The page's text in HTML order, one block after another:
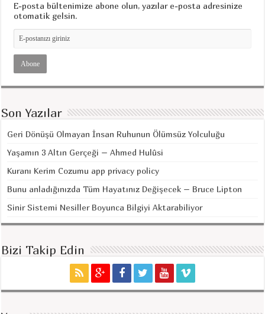
E-posta bültenimize abone olun, yazılar e-posta adresinize
otomatik gelsin.
Son Yazılar
Geri Dönüşü Olmayan İnsan Ruhunun Ölümsüz Yolculuğu
Yaşamın 3 Altın Gerçeği – Ahmed Hulûsi
Kuranı Kerim Cozumu app privacy policy
Bunu anladığınızda Tüm Hayatınız Değişecek – Bruce Lipton
Sinir Sistemi Nesiller Boyunca Bilgiyi Aktarabiliyor
Bizi Takip Edin